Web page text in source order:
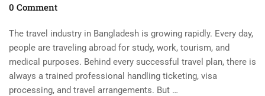
0 Comment
The travel industry in Bangladesh is growing rapidly. Every day,
people are traveling abroad for study, work, tourism, and
medical purposes. Behind every successful travel plan, there is
always a trained professional handling ticketing, visa
processing, and travel arrangements. But …